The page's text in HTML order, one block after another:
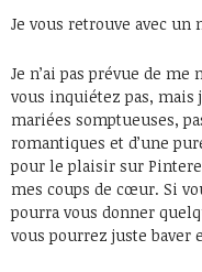
Je vous retrouve avec un
Je n’ai pas prévue de
vous inquiétez pas, mais
mariées somptueuses,
romantiques et d’une
pour le plaisir sur
mes coups de cœur. Si
pourra vous donner
vous pourrez juste baver